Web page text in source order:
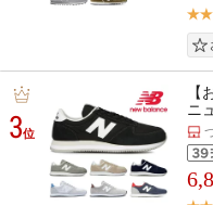
3位
【
ニ